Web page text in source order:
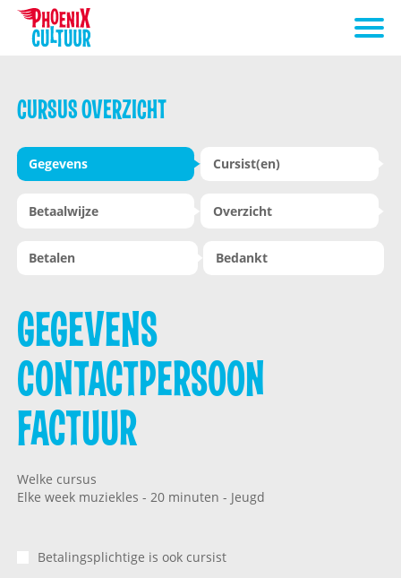
CURSUS OVERZICHT
Gegevens Cursist(en)
Betaalwijze Overzicht
Betalen Bedankt
GEGEVENS
CONTACTPERSOON
FACTUUR
Welke cursus
Elke week muziekles - 20 minuten - Jeugd
Betalingsplichtige is ook cursist